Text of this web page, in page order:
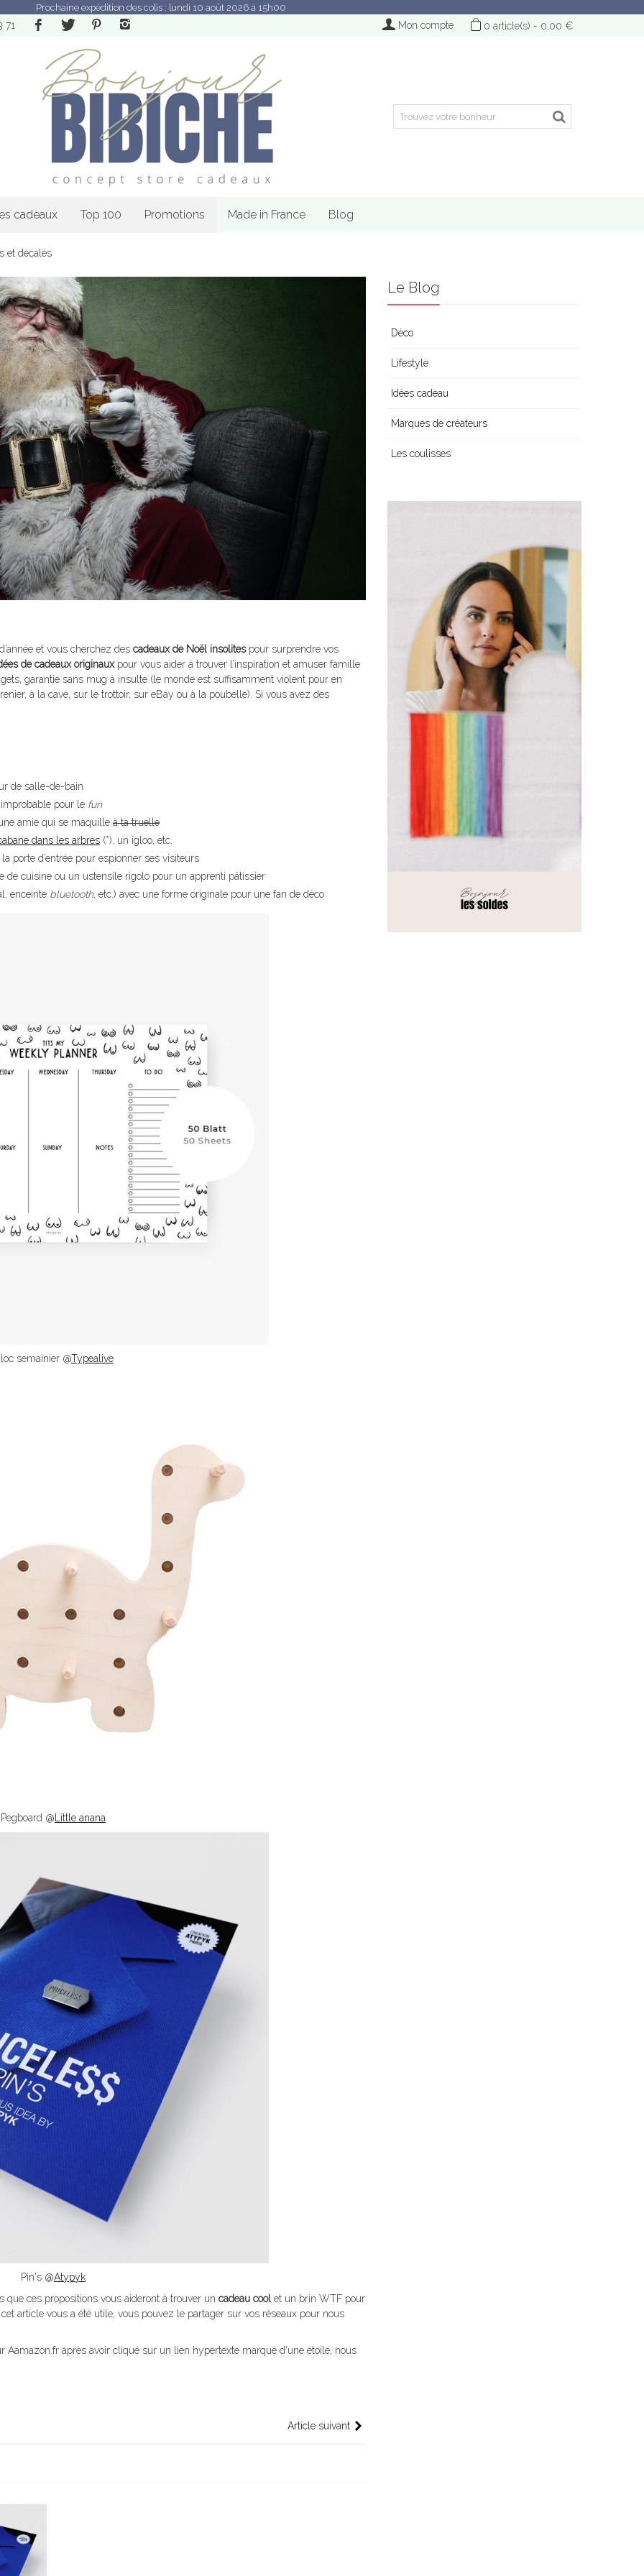
Prochaine expédition des colis : lundi 10 août 2026 à 15h00
71 0 article(s) - 0,00 €
Mon compte
cadeaux Top 100 Promotions Made in France Blog
et décalés
et vous cherchez des cadeaux de Noël insolitespour surprendre vos
de cadeaux originauxpour vous aider à trouver l’inspiration et amuser famille
garantie sans mug à insulte (le monde est suffisamment violent pour en
à la cave, sur le trottoir, sur eBay ou à la poubelle). Si vous avez des
de salle-de-bain
pour le fun
amie qui se maquille à ta truelle
dans les arbres (*), un igloo, etc.
porte d’entrée pour espionner ses visiteurs
cuisine ou un ustensile rigolo pour un apprenti pâtissier
enceinte bluetooth, etc.) avec une forme originale pour une fan de déco
semainier @Typealive
Pegboard @ Little anana
Pin's @Atypyk
que ces propositions vous aideront à trouver un cadeau cool et un brin WTF pour
article vous a été utile, vous pouvez le partager sur vos réseaux pour nous
Aamazon.fr après avoir cliqué sur un lien hypertexte marqué d'une étoile, nous
Article suivant
Le Blog
Déco
Lifestyle
Idées cadeau
Marques de créateurs
Les coulisses